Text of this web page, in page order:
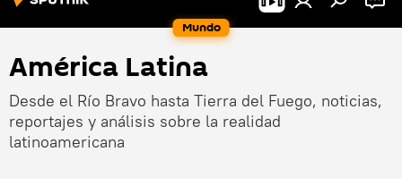
Mundo
América Latina
Desde el Río Bravo hasta Tierra del Fuego, noticias,
reportajes y análisis sobre la realidad
latinoamericana